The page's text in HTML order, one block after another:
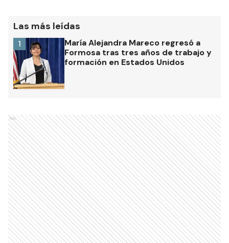
Las más leídas
María Alejandra Mareco regresó a
Formosa tras tres años de trabajo y
formación en Estados Unidos
1
Ads